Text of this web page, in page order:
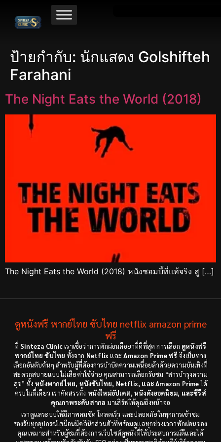
ป้ายกำกับ: นักแสดง Golshifteh
Farahani
The Night Eats the World (2018)
The Night Eats the World (2018) หนังซอมบี้ที่แท้จริง สู […]
ดูหนังฟรี พากย์ไทย ซับไทย netflix amazon prime
ฟรี
ที่Sinteza Clinicเราเชื่อว่าการพักผ่อนคือยาที่ดีที่สุด การเลือก ดูหนังฟรี
พากย์ไทย ซับไทย ทั้งจาก NetflixและAmazon Prime ฟรี จึงเป็นทาง
เลือกอันดับต้นๆ สำหรับผู้ที่ต้องการบำบัดความเหนื่อยล้าด้วยความบันเทิงที่
สะดวกสบายแบบไม่เสียค่าใช้จ่าย คุณสามารถเลือกรับชม “สารบำรุงความ
สุข” ทั้งหนังพากย์ไทย, หนังซับไทย, Netflix, และ Amazon Primeได้
ครบในที่เดียว เราคัดสรรทั้ง หนังใหม่อัปเดต, หนังดังยอดนิยม, และซีรีส์
คุณภาพระดับสากล มาเสิร์ฟให้คุณถึงหน้าจอ
เราดูแลระบบให้มีภาพคมชัด โหลดเร็ว และปลอดภัยในทุกการเข้าชม
รองรับทุกอุปกรณ์เสมือนมีคลินิกส่วนตัวที่พร้อมดูแลทุกช่วงเวลาพักผ่อนของ
คุณ เหมาะสำหรับผู้ชมที่ต้องการเว็บไซต์ดูหนังที่ให้ประสบการณ์ดีและได้